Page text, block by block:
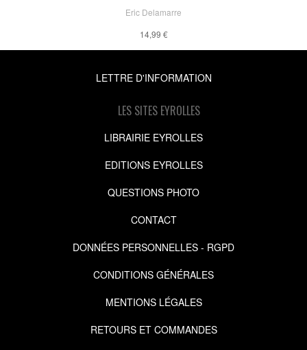
Eric Delamarre
14,99 €
LETTRE D'INFORMATION
LES SITES EYROLLES
LIBRAIRIE EYROLLES
EDITIONS EYROLLES
QUESTIONS PHOTO
CONTACT
DONNÉES PERSONNELLES - RGPD
CONDITIONS GÉNÉRALES
MENTIONS LÉGALES
RETOURS ET COMMANDES